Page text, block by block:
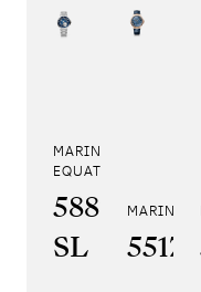
MARINE TOURBILLON
EQUATION
5887PT/
SL
MARINE